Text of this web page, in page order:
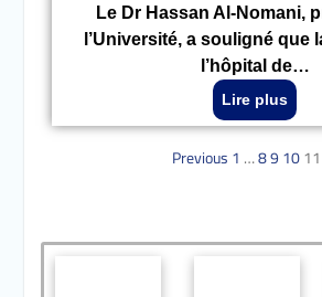
Le Dr Hassan Al-Nomani,
l’Université, a souligné que
l’hôpital de…
Lire plus
Previous1 …891011